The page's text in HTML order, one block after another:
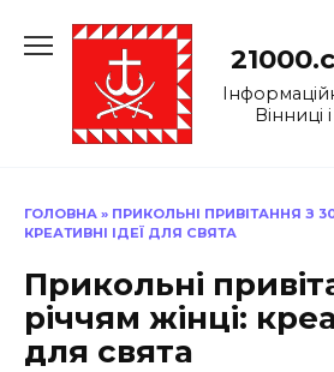
до
Вінниці
ГОЛОВНА » ПРИКОЛЬНІ ПРИВІТАННЯ З
КРЕАТИВНІ ІДЕЇ ДЛЯ СВЯТА
Прикольні
річчям жінці:
для свята